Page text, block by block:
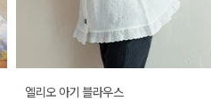
엘리오 아기 블라우스